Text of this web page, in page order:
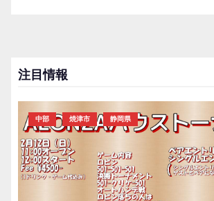
ゲ
シ
ョ
ン
注目情報
中部 焼津市 静岡県